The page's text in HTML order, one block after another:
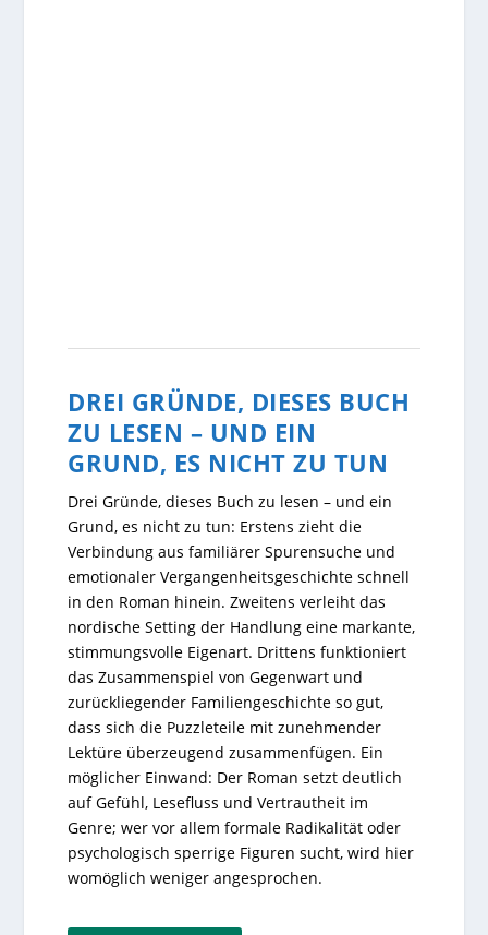
DREI GRÜNDE, DIESES BUCH
ZU LESEN – UND EIN
GRUND, ES NICHT ZU TUN
Drei Gründe, dieses Buch zu lesen – und ein
Grund, es nicht zu tun: Erstens zieht die
Verbindung aus familiärer Spurensuche und
emotionaler Vergangenheitsgeschichte schnell
in den Roman hinein. Zweitens verleiht das
nordische Setting der Handlung eine markante,
stimmungsvolle Eigenart. Drittens funktioniert
das Zusammenspiel von Gegenwart und
zurückliegender Familiengeschichte so gut,
dass sich die Puzzleteile mit zunehmender
Lektüre überzeugend zusammenfügen. Ein
möglicher Einwand: Der Roman setzt deutlich
auf Gefühl, Lesefluss und Vertrautheit im
Genre; wer vor allem formale Radikalität oder
psychologisch sperrige Figuren sucht, wird hier
womöglich weniger angesprochen.